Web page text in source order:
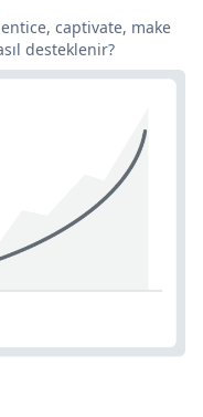
captivate, make
desteklenir?